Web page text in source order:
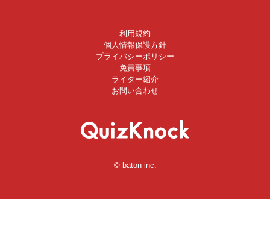
利用規約
個人情報保護方針
プライバシーポリシー
免責事項
ライター紹介
お問い合わせ
© baton inc.